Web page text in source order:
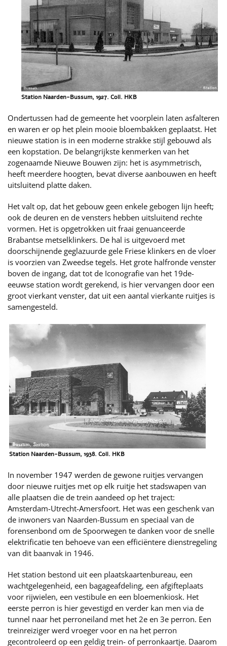
Station Naarden-Bussum, 1927. Coll. HKB
Ondertussen had de gemeente het voorplein laten asfalteren
en waren er op het plein mooie bloembakken geplaatst. Het
nieuwe station is in een moderne strakke stijl gebouwd als
een kopstation. De belangrijkste kenmerken van het
zogenaamde Nieuwe Bouwen zijn: het is asymmetrisch,
heeft meerdere hoogten, bevat diverse aanbouwen en heeft
uitsluitend platte daken.
Het valt op, dat het gebouw geen enkele gebogen lijn heeft;
ook de deuren en de vensters hebben uitsluitend rechte
vormen. Het is opgetrokken uit fraai genuanceerde
Brabantse metselklinkers. De hal is uitgevoerd met
doorschijnende geglazuurde gele Friese klinkers en de vloer
is voorzien van Zweedse tegels. Het grote halfronde venster
boven de ingang, dat tot de Iconografie van het 19de-
eeuwse station wordt gerekend, is hier vervangen door een
groot vierkant venster, dat uit een aantal vierkante ruitjes is
samengesteld.
Station Naarden-Bussum, 1938. Coll. HKB
In november 1947 werden de gewone ruitjes vervangen
door nieuwe ruitjes met op elk ruitje het stadswapen van
alle plaatsen die de trein aandeed op het traject:
Amsterdam-Utrecht-Amersfoort. Het was een geschenk van
de inwoners van Naarden-Bussum en speciaal van de
forensenbond om de Spoorwegen te danken voor de snelle
elektrificatie ten behoeve van een efficiëntere dienstregeling
van dit baanvak in 1946.
Het station bestond uit een plaatskaartenbureau, een
wachtgelegenheid, een bagageafdeling, een afgifteplaats
voor rijwielen, een vestibule en een bloemenkiosk. Het
eerste perron is hier gevestigd en verder kan men via de
tunnel naar het perroneiland met het 2e en 3e perron. Een
treinreiziger werd vroeger voor en na het perron
gecontroleerd op een geldig trein- of perronkaartje. Daarom